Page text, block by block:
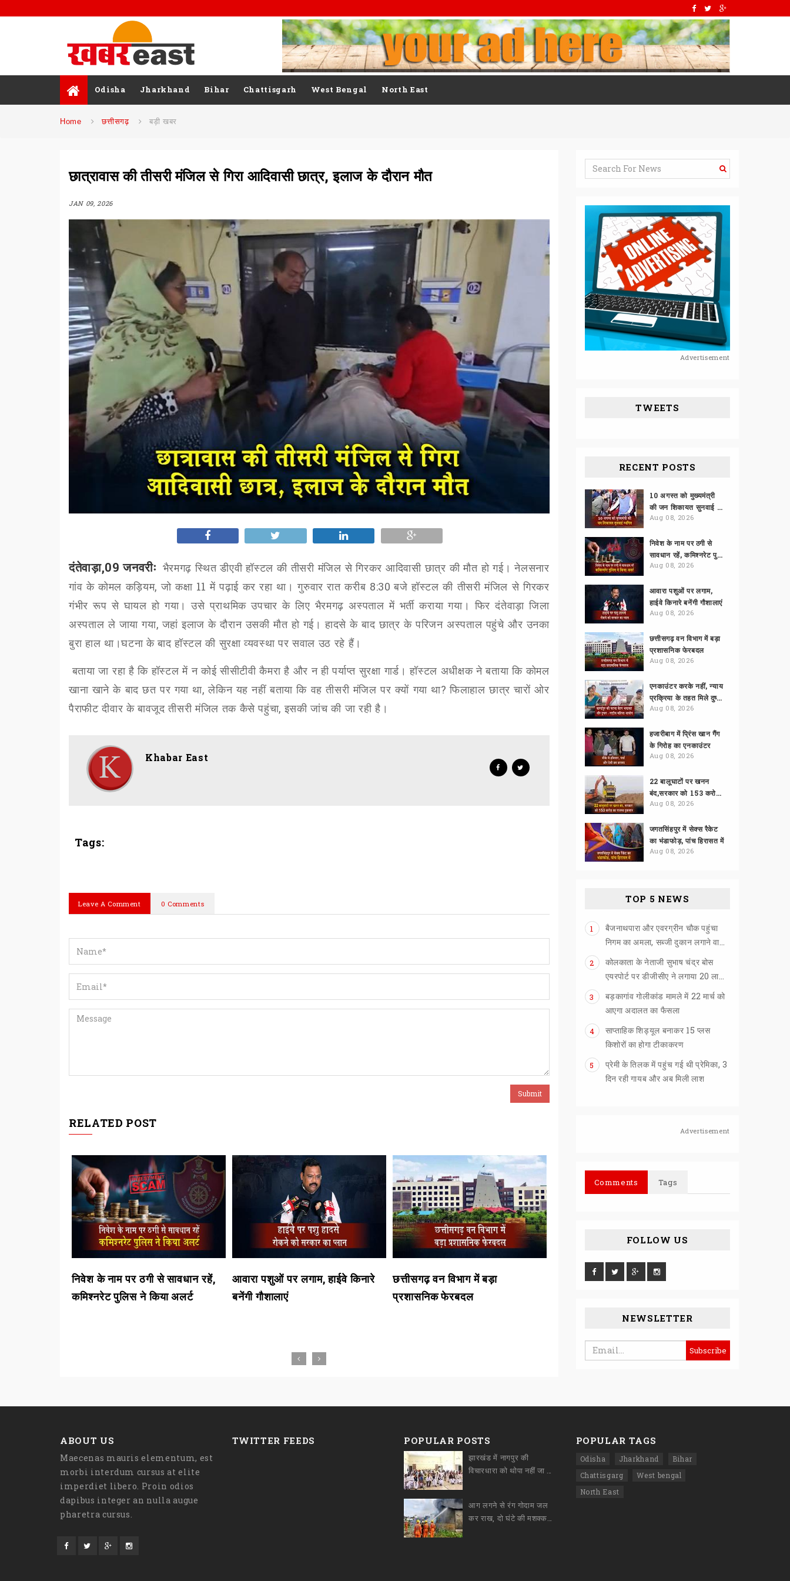
Odisha Jharkhand Bihar Chattisgarh West Bengal North East
Home छत्तीसगढ़ बड़ी खबर
छात्रावास की तीसरी मंजिल से गिरा आदिवासी छात्र, इलाज के दौरान मौत
JAN 09, 2026
दंतेवाड़ा,09 जनवरीः भैरमगढ़ स्थित डीएवी हॉस्टल की तीसरी मंजिल से गिरकर आदिवासी छात्र की मौत हो गई। नेलसनार
गांव के कोमल कड़ियम,जो कक्षा 11में पढ़ाई कर रहा था। गुरुवार रात करीब 8:30बजे हॉस्टल की तीसरी मंजिल से गिरकर
गंभीर रूप से घायल हो गया। उसे प्राथमिक उपचार के लिए भैरमगढ़ अस्पताल में भर्ती कराया गया। फिर दंतेवाड़ा जिला
अस्पताल ले जाया गया,जहां इलाज के दौरान उसकी मौत हो गई। हादसे के बाद छात्र के परिजन अस्पताल पहुंचे और उनका
बुरा हाल था।घटना के बाद हॉस्टल की सुरक्षा व्यवस्था पर सवाल उठ रहे हैं।
बताया जा रहा है कि हॉस्टल में न कोई सीसीटीवी कैमरा है और न ही पर्याप्त सुरक्षा गार्ड। हॉस्टल अधीक्षक ने बताया कि कोमल
खाना खाने के बाद छत पर गया था,लेकिन यह नहीं बताया कि वह तीसरी मंजिल पर क्यों गया था?फिलाहाल छात्र चारों ओर
पैराफीट दीवार के बावजूद तीसरी मंजिल तक कैसे पहुंचा,इसकी जांच की जा रही है।
Khabar East
Tags:
Leave A Comment 0 Comments
RELATED POST
निवेश के नाम पर ठगी से सावधान रहें,
कमिश्नरेट पुलिस ने किया अलर्ट
आवारा पशुओं पर लगाम, हाईवे किनारे
बनेंगी गौशालाएं
छत्तीसगढ़ वन विभाग में बड़ा
प्रशासनिक फेरबदल
एनकाउंटर करके नहीं, न्याय प्रक्रिया
Advertisement
TWEETS
RECENT POSTS
10 अगस्त को मुख्यमंत्री
की जन शिकायत सुनवाई स्थगित
Aug 08, 2026
निवेश के नाम पर ठगी से
सावधान रहें, कमिश्नरेट पुलिस ने किया अलर्ट
Aug 08, 2026
आवारा पशुओं पर लगाम,
हाईवे किनारे बनेंगी गौशालाएं
Aug 08, 2026
छत्तीसगढ़ वन विभाग में बड़ा
प्रशासनिक फेरबदल
Aug 08, 2026
एनकाउंटर करके नहीं, न्याय
प्रक्रिया के तहत मिले दुष्कर्मियों को सजा
Aug 08, 2026
हजारीबाग में प्रिंस खान गैंग
के गिरोह का एनकाउंटर
Aug 08, 2026
22 बालूघाटों पर खनन
बंद,सरकार को 153 करोड़ का राजस्व नुकसान
Aug 08, 2026
जगतसिंहपुर में सेक्स रैकेट
का भंडाफोड़, पांच हिरासत में
Aug 08, 2026
TOP 5 NEWS
1
बैजनाथपारा और एवरग्रीन चौक पहुंचा
2
कोलकाता के नेताजी सुभाष चंद्र बोस
3
बड़कागांव गोलीकांड मामले में 22 मार्च को
आएगा अदालत का फैसला
4
साप्ताहिक शिड्यूल बनाकर 15 प्लस
किशोरों का होगा टीकाकरण
5
प्रेमी के तिलक में पहुंच गई थी प्रेमिका, 3
दिन रही गायब और अब मिली लाश
Advertisement
Comments Tags
FOLLOW US
NEWSLETTER
ABOUT US
Maecenas mauris elementum, est
morbi interdum cursus at elite
imperdiet libero. Proin odios
dapibus integer an nulla augue
pharetra cursus.
TWITTER FEEDS POPULAR POSTS
झारखंड में नागपुर की
आग लगने से रंग गोदाम जल
POPULAR TAGS
Odisha Jharkhand
Bihar
Chattisgarg
West bengal
North East